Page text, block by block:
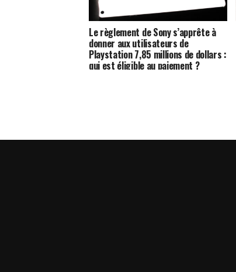
Le règlement de Sony s’apprête à
donner aux utilisateurs de
Playstation 7,85 millions de dollars :
qui est éligible au paiement ?